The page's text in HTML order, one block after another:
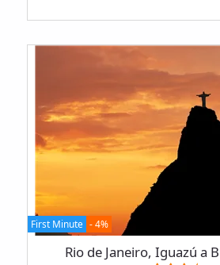
First Minute - 4%
Rio de Janeiro, Iguazú a